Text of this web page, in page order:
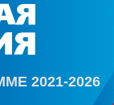
2021-2026